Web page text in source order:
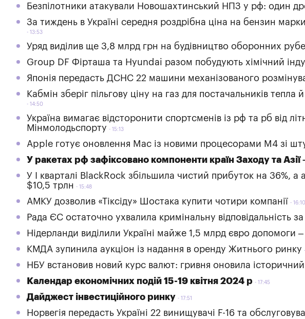
Безпілотники атакували Новошахтинський НПЗ у рф: один
За тиждень в Україні середня роздрібна ціна на бензин
13:53
Уряд виділив ще 3,8 млрд грн на будівництво оборонних
Group DF Фірташа та Hyundai разом побудують хімічний
Японія передасть ДСНС 22 машини механізованого
Кабмін зберіг пільгову ціну на газ для постачальників тепла
14:50
Україна вимагає відсторонити спортсменів із рф та рб від
Мінмолодьспорту
15:13
Apple готує оновлення Mac із новими процесорами M4 зі
У ракетах рф зафіксовано компоненти країн Заходу та
У І кварталі BlackRock збільшила чистий прибуток на 36%, а
$10,5 трлн
15:48
АМКУ дозволив «Тіксіду» Шостака купити чотири компанії 16:10
Рада ЄС остаточно ухвалила кримінальну відповідальність
Нідерланди виділили Україні майже 1,5 млрд євро допомоги
КМДА зупинила аукціон із надання в оренду Житнього ринку
НБУ встановив новий курс валют: гривня оновила
Календар економічних подій 15-19 квітня 2024 р 17:45
Дайджест інвестиційного ринку 17:51
Норвегія передасть Україні 22 винищувачі F-16 та